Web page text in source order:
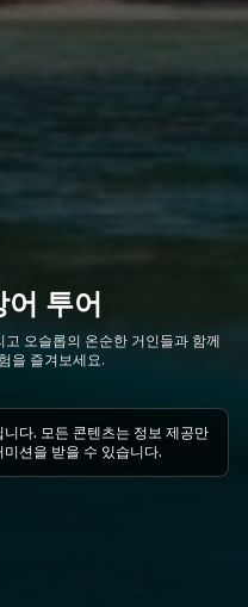
투어
오슬롭의 온순한 거인들과 함께
을 즐겨보세요.
다. 모든 콘텐츠는 정보 제공만
션을 받을 수 있습니다.